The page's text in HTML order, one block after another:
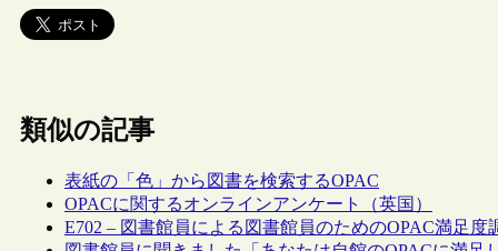
類似の記事
表紙の「色」から図書を検索するOPAC
OPACに関するオンラインアンケート（英国）
E702 – 図書館員による図書館員のためのOPAC満足度